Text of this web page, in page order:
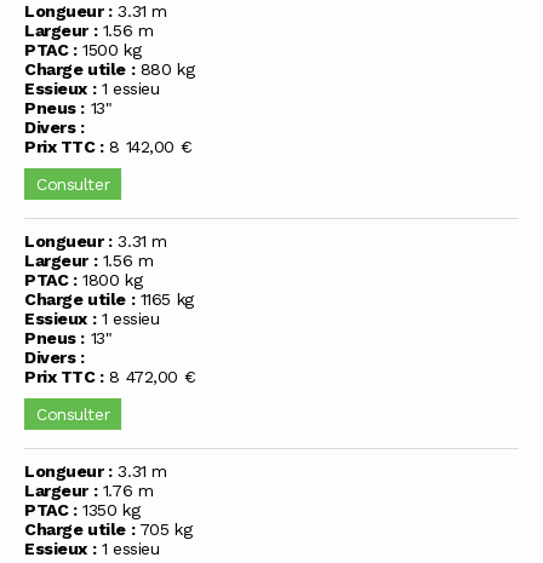
Longueur :3.31 m
Largeur :1.56 m
PTAC :1500 kg
Charge utile :880 kg
Essieux :1 essieu
Pneus : 13"
Divers :
Prix TTC :8 142,00 €
Consulter
Longueur :3.31 m
Largeur :1.56 m
PTAC :1800 kg
Charge utile :1165 kg
Essieux :1 essieu
Pneus : 13"
Divers :
Prix TTC :8 472,00 €
Consulter
Longueur :3.31 m
Largeur :1.76 m
PTAC :1350 kg
Charge utile :705 kg
Essieux :1 essieu